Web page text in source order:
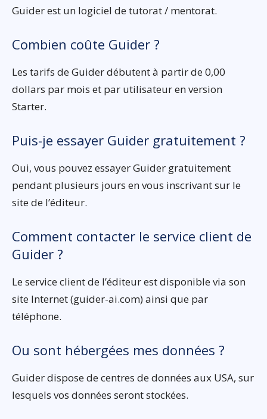
Guider est un logiciel de tutorat / mentorat.
Combien coûte Guider ?
Les tarifs de Guider débutent à partir de 0,00
dollars par mois et par utilisateur en version
Starter.
Puis-je essayer Guider gratuitement ?
Oui, vous pouvez essayer Guider gratuitement
pendant plusieurs jours en vous inscrivant sur le
site de l’éditeur.
Comment contacter le service client de
Guider ?
Le service client de l’éditeur est disponible via son
site Internet (guider-ai.com) ainsi que par
téléphone.
Ou sont hébergées mes données ?
Guider dispose de centres de données aux USA, sur
lesquels vos données seront stockées.